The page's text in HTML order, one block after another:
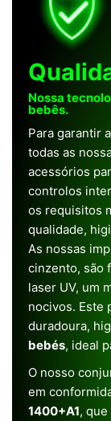
Nossa
bebês.
Para garantir
todas as
acessórios
controlos
os requisitos
qualidade,
As nossas
cinzento, são
laser UV, um
nocivos. Este
duradoura,
bebés, ideal
O nosso
em
1400+A1,